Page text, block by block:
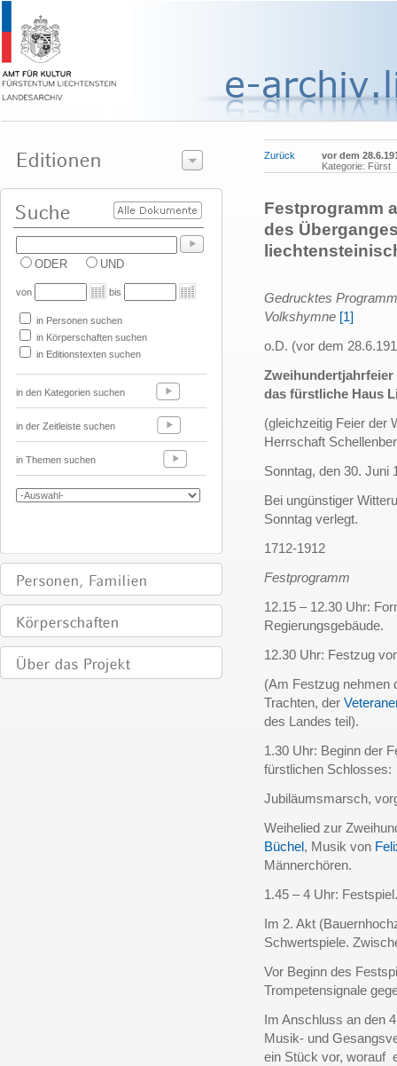
ODER UND
von bis
in Personen suchen
in Körperschaften suchen
in Editionstexten suchen
in den Kategorien suchen
in der Zeitleiste suchen
in Themen suchen
Zurück
vor dem
Kategorie: Fürst
Festprogramm
des
Gedrucktes
Volkshymne [1]
o.D. (vor dem
Zweihundertjahrfeier
das fürstliche Haus
(gleichzeitig Feier der
Herrschaft
Sonntag, den 30. Juni
Bei ungünstiger
Sonntag verlegt.
1712-1912
Festprogramm
12.15 – 12.30 Uhr:
Regierungsgebäude.
12.30 Uhr: Festzug
(Am Festzug nehmen
Trachten, der
des Landes teil).
1.30 Uhr: Beginn der
fürstlichen Schlosses:
Jubiläumsmarsch,
Weihelied zur
Büchel, Musik von
Männerchören.
1.45 – 4 Uhr:
Im 2. Akt
Schwertspiele.
Vor Beginn des
Trompetensignale
Im Anschluss an den
Musik- und
ein Stück vor, worauf